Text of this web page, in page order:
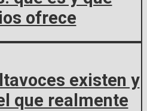
ofrece
existen y
que realmente